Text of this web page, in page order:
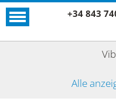
+34 843
Alle